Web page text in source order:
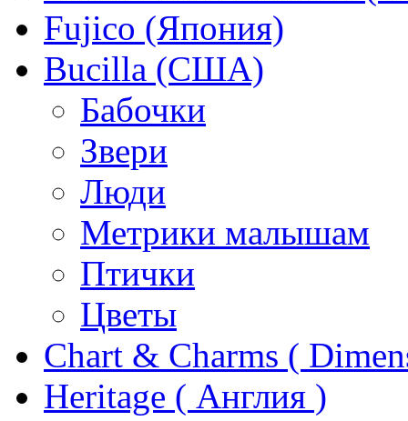
Fujico (Япония)
Bucilla (США)
Бабочки
Звери
Люди
Метрики малышам
Птички
Цветы
Chart & Charms (
Heritage ( Англия )